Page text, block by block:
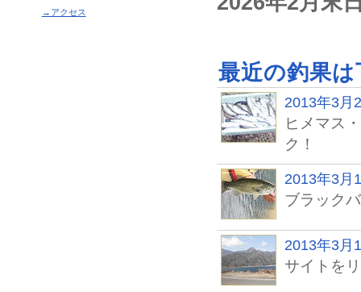
最近の釣果
2013年3月
ヒメマス
ク！
2013年3月
ブラック
2013年3月
サイトを
→アクセス